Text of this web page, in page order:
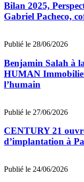
Bilan 2025,
Gabriel Pacheco,
Publié le 28/06/2026
Benjamin Salah à
HUMAN
l’humain
Publié le 27/06/2026
CENTURY 21
d’implantation à
Publié le 24/06/2026